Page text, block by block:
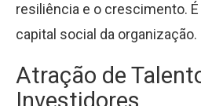
resiliência e o crescimento.
capital social da organização.
Atração de
Investidores